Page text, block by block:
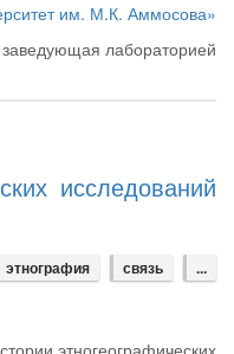
им. М.К. Аммосова»
лабораторией
исследований
этнография связь ...
этногеографических